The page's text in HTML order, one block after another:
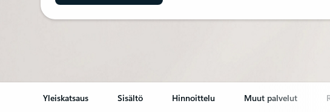
Yleiskatsaus Sisältö Hinnoittelu Muut palvelut